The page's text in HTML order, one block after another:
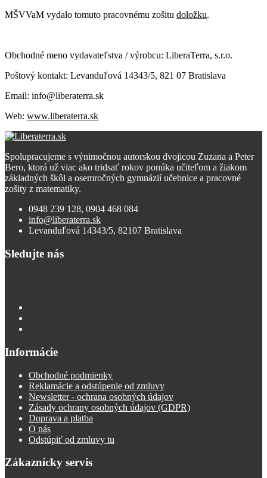
MŠVVaM vydalo tomuto pracovnému zošitu doložku.
Obchodné meno vydavateľstva / výrobcu: LiberaTerra, s.r.o.
Poštový kontakt: Levanduľová 14343/5, 821 07 Bratislava
Email: info@liberaterra.sk
Web: www.liberaterra.sk
Spolupracujeme s výnimočnou autorskou dvojicou Zuzana a Peter
Bero, ktorá už viac ako tridsať rokov ponúka učiteľom a žiakom
základných škôl a osemročných gymnázií učebnice a pracovné
zošity z matematiky.
0948 239 128, 0904 468 084
info@liberaterra.sk
Levanduľová 14343/5, 82107 Bratislava
Sledujte nás
Informácie
Obchodné podmienky
Reklamácie a odstúpenie od zmluvy
Newsletter - ochrana osobných údajov
Zásady ochrany osobných údajov (GDPR)
Doprava a platba
O nás
Odstúpiť od zmluvy tu
Zákaznícky servis